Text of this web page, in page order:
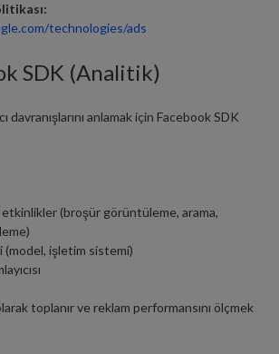
technologies/ads
SDK (Analitik)
davranışlarını anlamak için Facebook SDK
etkinlikler (broşür görüntüleme, arama,
(model, işletim sistemi)
toplanır ve reklam performansını ölçmek